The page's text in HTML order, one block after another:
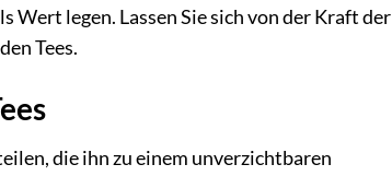
legen. Lassen Sie sich von der Kraft der
Tees.
die ihn zu einem unverzichtbaren